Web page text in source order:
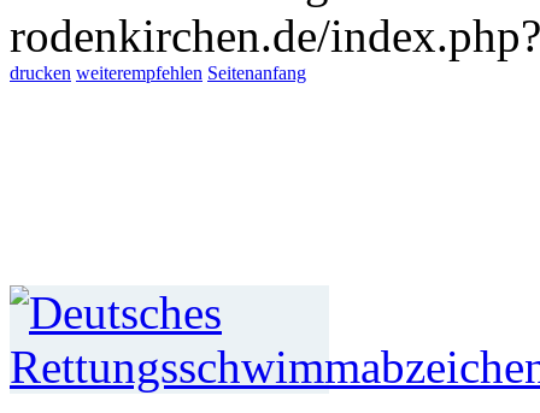
rodenkirchen.de/
drucken weiterempfehlen Seitenanfang